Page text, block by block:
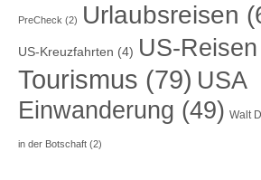
PreCheck (2) Urlaubsreisen
US-Kreuzfahrten (4) US-Reisen
Tourismus (79) USA
Einwanderung (49) Walt
in der Botschaft (2)